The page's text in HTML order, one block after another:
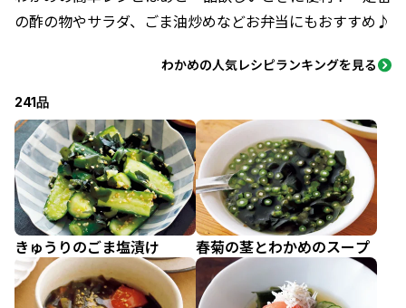
の酢の物やサラダ、ごま油炒めなどお弁当にもおすすめ♪
わかめの人気レシピランキングを見る
241品
きゅうりのごま塩漬け 春菊の茎とわかめのスープ